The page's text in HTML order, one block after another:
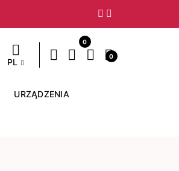
Następny
PL
0
0
URZĄDZENIA